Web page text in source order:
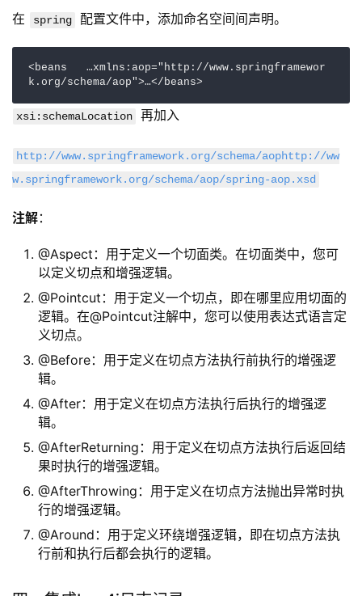
在 spring 配置文件中，添加命名空间间声明。
<beans   …xmlns:aop="http://www.springframewor
k.org/schema/aop">…</beans>
xsi:schemaLocation 再加入
http://www.springframework.org/schema/aophttp://ww
w.springframework.org/schema/aop/spring-aop.xsd
注解：
@Aspect：用于定义一个切面类。在切面类中，您可
以定义切点和增强逻辑。
@Pointcut：用于定义一个切点，即在哪里应用切面的
逻辑。在@Pointcut注解中，您可以使用表达式语言定
义切点。
@Before：用于定义在切点方法执行前执行的增强逻
辑。
@After：用于定义在切点方法执行后执行的增强逻
辑。
@AfterReturning：用于定义在切点方法执行后返回结
果时执行的增强逻辑。
@AfterThrowing：用于定义在切点方法抛出异常时执
行的增强逻辑。
@Around：用于定义环绕增强逻辑，即在切点方法执
行前和执行后都会执行的逻辑。